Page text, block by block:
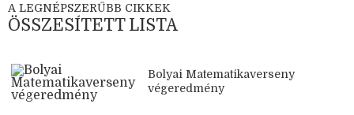
A LEGNÉPSZERŰBB CIKKEK
ÖSSZESÍTETT LISTA
Bolyai Matematikaverseny
végeredmény